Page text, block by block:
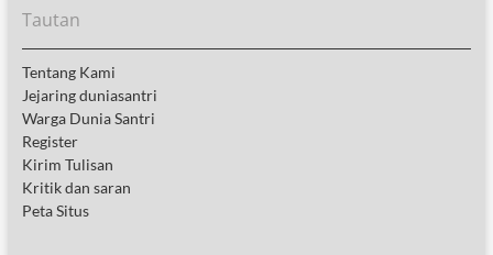
Tautan
Tentang Kami
Jejaring duniasantri
Warga Dunia Santri
Register
Kirim Tulisan
Kritik dan saran
Peta Situs